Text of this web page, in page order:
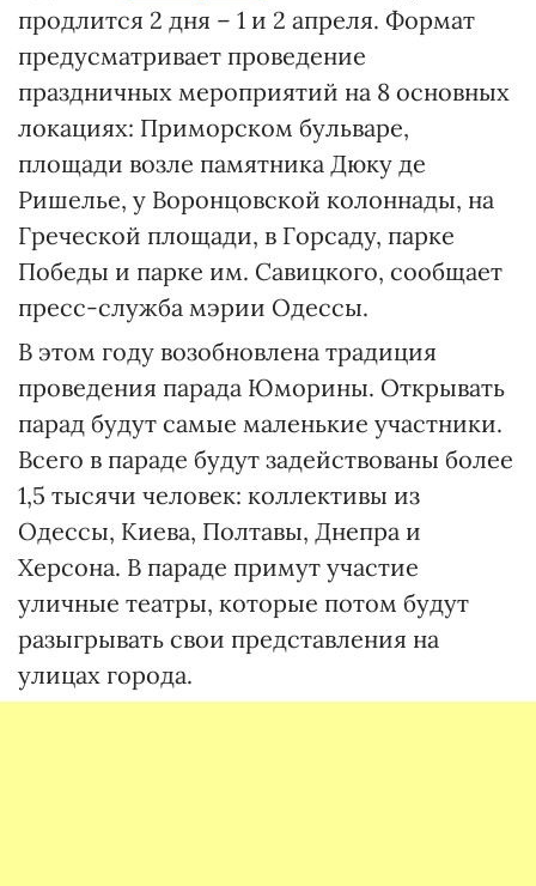
продлится 2 дня – 1 и 2 апреля. Формат
предусматривает проведение
праздничных мероприятий на 8 основных
локациях: Приморском бульваре,
площади возле памятника Дюку де
Ришелье, у Воронцовской колоннады, на
Греческой площади, в Горсаду, парке
Победы и парке им. Савицкого, сообщает
пресс-служба мэрии Одессы.
В этом году возобновлена традиция
проведения парада Юморины. Открывать
парад будут самые маленькие участники.
Всего в параде будут задействованы более
1,5 тысячи человек: коллективы из
Одессы, Киева, Полтавы, Днепра и
Херсона. В параде примут участие
уличные театры, которые потом будут
разыгрывать свои представления на
улицах города.